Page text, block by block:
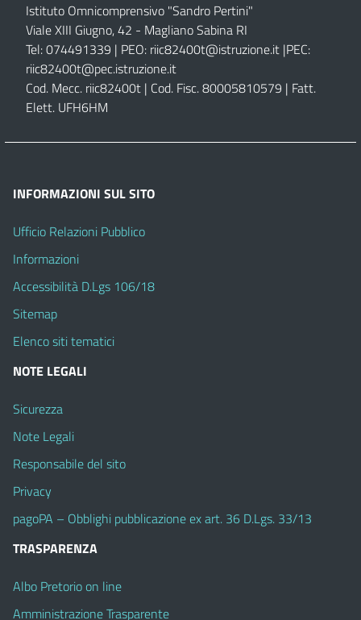
Istituto Omnicomprensivo "Sandro Pertini"
Viale XIII Giugno, 42 - Magliano Sabina RI
Tel: 074491339 | PEO: riic82400t@istruzione.it |PEC:
riic82400t@pec.istruzione.it
Cod. Mecc. riic82400t | Cod. Fisc. 80005810579 | Fatt.
Elett. UFH6HM
INFORMAZIONI SUL SITO
Ufficio Relazioni Pubblico
Informazioni
Accessibilità D.Lgs 106/18
Sitemap
Elenco siti tematici
NOTE LEGALI
Sicurezza
Note Legali
Responsabile del sito
Privacy
pagoPA – Obblighi pubblicazione ex art. 36 D.Lgs. 33/13
TRASPARENZA
Albo Pretorio on line
Amministrazione Trasparente